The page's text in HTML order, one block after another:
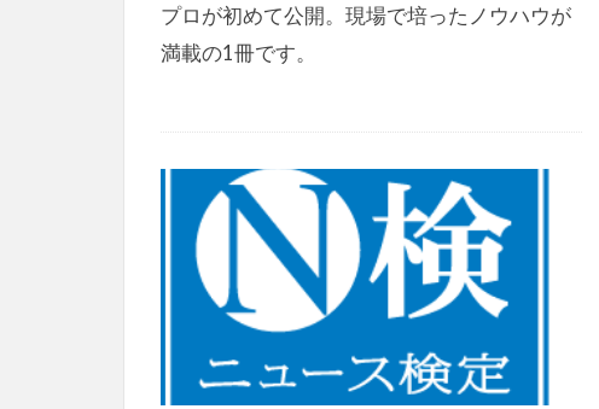
プロが初めて公開。現場で培ったノウハウが
満載の1冊です。